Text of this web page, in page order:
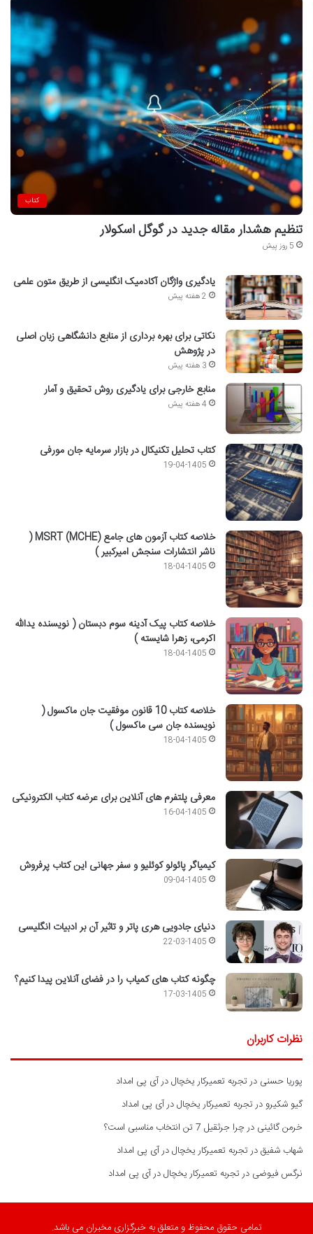
کتاب
تنظیم هشدار مقاله جدید در گوگل اسکولار
5 روز پیش
یادگیری واژگان آکادمیک انگلیسی از طریق متون علمی
2 هفته پیش
نکاتی برای بهره برداری از منابع دانشگاهی زبان اصلی
در پژوهش
3 هفته پیش
منابع خارجی برای یادگیری روش تحقیق و آمار
4 هفته پیش
کتاب تحلیل تکنیکال در بازار سرمایه جان مورفی
19-04-1405
خلاصه کتاب آزمون های جامع MSRT (MCHE) (
ناشر انتشارات سنجش امیرکبیر )
18-04-1405
خلاصه کتاب پیک آدینه سوم دبستان ( نویسنده یدالله
اکرمی، زهرا شایسته )
18-04-1405
خلاصه کتاب 10 قانون موفقیت جان ماکسول (
نویسنده جان سی ماکسول )
18-04-1405
معرفی پلتفرم های آنلاین برای عرضه کتاب الکترونیکی
16-04-1405
کیمیاگر پائولو کوئلیو و سفر جهانی این کتاب پرفروش
09-04-1405
دنیای جادویی هری پاتر و تاثیر آن بر ادبیات انگلیسی
22-03-1405
چگونه کتاب های کمیاب را در فضای آنلاین پیدا کنیم؟
17-03-1405
نظرات کاربران
پوریا حسنی درتجربه تعمیرکار یخچال در آی پی امداد
گیو شکیرو درتجربه تعمیرکار یخچال در آی پی امداد
خرمن گائینی درچرا جرثقیل 7 تن انتخاب مناسبی است؟
شهاب شفیقدرتجربه تعمیرکار یخچال در آی پی امداد
نرگس فیوضی درتجربه تعمیرکار یخچال در آی پی امداد
تمامی حقوق محفوظ و متعلق به خبرگزاری مخبران می باشد.